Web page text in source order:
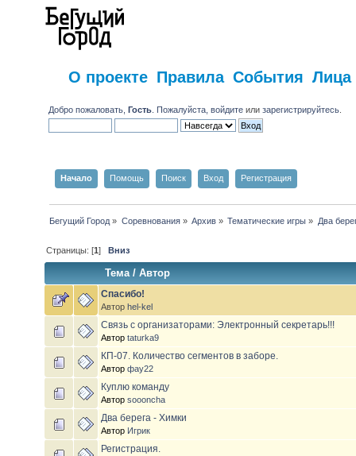
О проекте Правила События Лица
Добро пожаловать,Гость . Пожалуйста,войдите илизарегистрируйтесь
Начало Помощь Поиск Вход Регистрация
Бегущий Город » Соревнования» Архив » Тематические игры » Два
Страницы: [1]Вниз
Тема/Автор
Спасибо!
Автор hel-kel
Связь с организаторами: Электронный секретарь!!!
Авторtaturka9
КП-07. Количество сегментов в заборе.
Авторфау22
Куплю команду
Авторsoooncha
Два берега - Химки
Автор Игрик
Регистрация.